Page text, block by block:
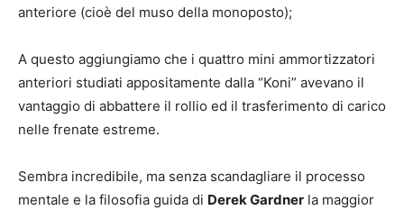
anteriore (cioè del muso della monoposto);
A questo aggiungiamo che i quattro mini ammortizzatori
anteriori studiati appositamente dalla “Koni” avevano il
vantaggio di abbattere il rollio ed il trasferimento di carico
nelle frenate estreme.
Sembra incredibile, ma senza scandagliare il processo
mentale e la filosofia guida di Derek Gardner la maggior